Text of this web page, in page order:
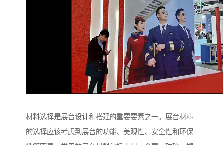
材料选择是展台设计和搭建的重要要素之一。展台材料
的选择应该考虑到展台的功能、美观性、安全性和环保